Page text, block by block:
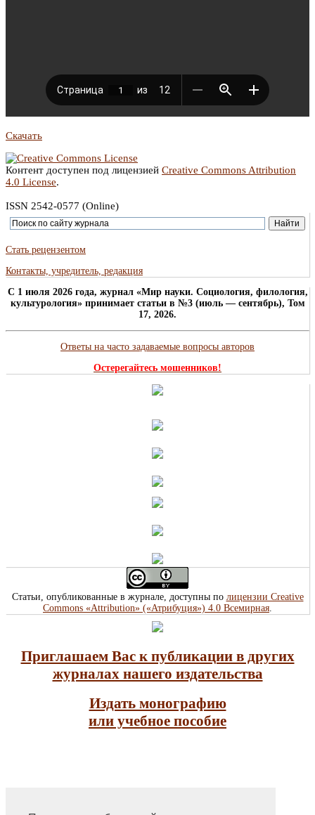
Скачать
Контент доступен под лицензией Creative Commons Attribution
4.0 License.
ISSN 2542-0577 (Online)
Стать рецензентом
Контакты, учредитель, редакция
C 1 июля 2026 года, журнал «Мир науки. Социология, филология,
культурология» принимает статьи в №3 (июль — сентябрь), Том
17, 2026.
Ответы на часто задаваемые вопросы авторов
Остерегайтесь мошенников!
Статьи, опубликованные в журнале, доступны по лицензии Creative
Commons «Attribution» («Атрибуция») 4.0 Всемирная.
Приглашаем Вас к публикации в других
журналах нашего издательства
Издать монографию
или учебное пособие